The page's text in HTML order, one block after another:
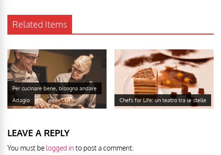
Related Items
Per cucinare bene, bisogna andare
Adagio
Chefs for Life: un teatro tra le stelle
LEAVE A REPLY
You must be logged in to post a comment.